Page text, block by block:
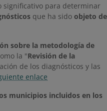
significativo para determinar
que ha sido objeto de
sobre la metodología de
la "Revisión de la
de los diagnósticos y las
enlace
municipios incluidos en los